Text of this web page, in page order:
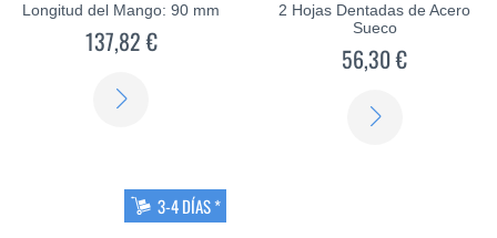
Longitud del Mango: 90 mm
137,82 €
2 Hojas Dentadas de Acero
Sueco
56,30 €
3-4 DÍAS *